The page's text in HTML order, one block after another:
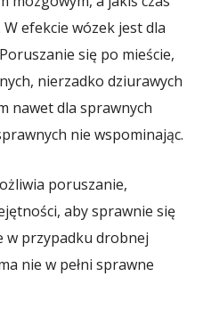
efekcie wózek jest dla
się po mieście,
nierzadko dziurawych
nawet dla sprawnych
nie wspominając.
poruszanie,
aby sprawnie się
w przypadku drobnej
nie w pełni sprawne